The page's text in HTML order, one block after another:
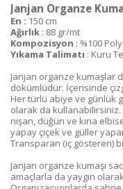
Janjan Organze
En : 150 cm
Ağırlık : 88 gr/mt
Kompozisyon : %100
Yıkama Talimatı : Kuru
Janjan organze kumaşlar
dökümlüdür. İçerisinde
Her türlü abiye ve günlük
olarak da
nişan, düğün ve kına
yapay çiçek ve güller
Transparan (iç gösteren)
Janjan organze kumaşı
amaçlarla da yaygın